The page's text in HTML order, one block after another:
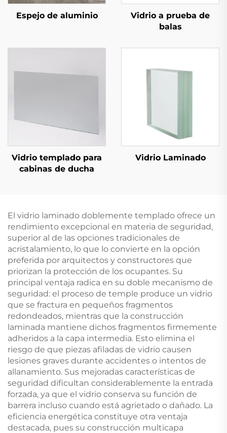
Espejo de aluminio
Vidrio a prueba de
balas
Vidrio templado para
cabinas de ducha
Vidrio Laminado
El vidrio laminado doblemente templado ofrece un
rendimiento excepcional en materia de seguridad,
superior al de las opciones tradicionales de
acristalamiento, lo que lo convierte en la opción
preferida por arquitectos y constructores que
priorizan la protección de los ocupantes. Su
principal ventaja radica en su doble mecanismo de
seguridad: el proceso de temple produce un vidrio
que se fractura en pequeños fragmentos
redondeados, mientras que la construcción
laminada mantiene dichos fragmentos firmemente
adheridos a la capa intermedia. Esto elimina el
riesgo de que piezas afiladas de vidrio causen
lesiones graves durante accidentes o intentos de
allanamiento. Sus mejoradas características de
seguridad dificultan considerablemente la entrada
forzada, ya que el vidrio conserva su función de
barrera incluso cuando está agrietado o dañado. La
eficiencia energética constituye otra ventaja
destacada, pues su construcción multicapa